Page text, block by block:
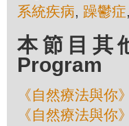
系統疾病, 躁鬱症,
本節目其
Program
《自然療法與你
《自然療法與你